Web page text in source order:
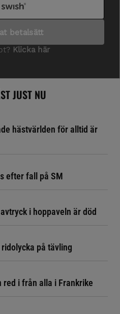
JUST NU
hästvärlden för alltid är
efter fall på SM
i hoppaveln är död
på tävling
red i från alla i Frankrike